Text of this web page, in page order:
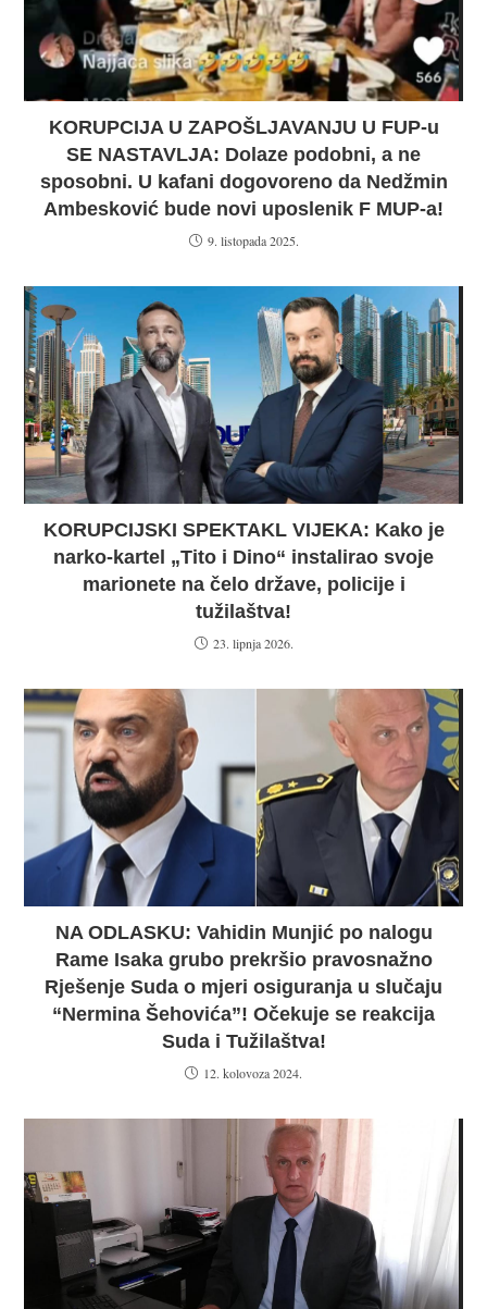
KORUPCIJA U ZAPOŠLJAVANJU U FUP-u
SE NASTAVLJA: Dolaze podobni, a ne
sposobni. U kafani dogovoreno da Nedžmin
Ambesković bude novi uposlenik F MUP-a!
9. listopada 2025.
KORUPCIJSKI SPEKTAKL VIJEKA: Kako je
narko-kartel „Tito i Dino“ instalirao svoje
marionete na čelo države, policije i
tužilaštva!
23. lipnja 2026.
NA ODLASKU: Vahidin Munjić po nalogu
Rame Isaka grubo prekršio pravosnažno
Rješenje Suda o mjeri osiguranja u slučaju
“Nermina Šehovića”! Očekuje se reakcija
Suda i Tužilaštva!
12. kolovoza 2024.